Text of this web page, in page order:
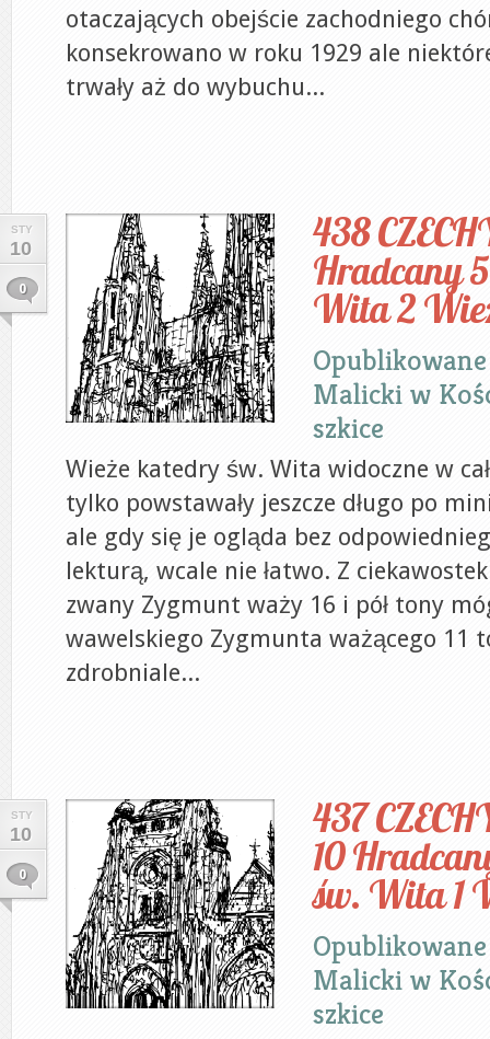
otaczających obejście zachodniego
konsekrowano w roku 1929 ale
trwały aż do wybuchu...
STY
10
0
438
Hradcany
Wita 2
Malicki w
szkice
Wieże katedry św. Wita widoczne w
tylko powstawały jeszcze długo po
ale gdy się je ogląda bez
lekturą, wcale nie łatwo. Z
zwany Zygmunt waży 16 i pół tony
wawelskiego Zygmunta ważącego 11
zdrobniale...
STY
10
0
437
10
św. Wita 1
Malicki w
szkice